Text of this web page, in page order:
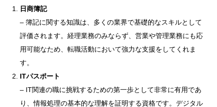
日商簿記
– 簿記に関する知識は、多くの業界で基礎的なスキルとして
評価されます。経理業務のみならず、営業や管理業務にも応
用可能なため、転職活動において強力な支援をしてくれま
す。
ITパスポート
– IT関連の職に挑戦するための第一歩として非常に有用であ
り、情報処理の基本的な理解を証明する資格です。デジタル